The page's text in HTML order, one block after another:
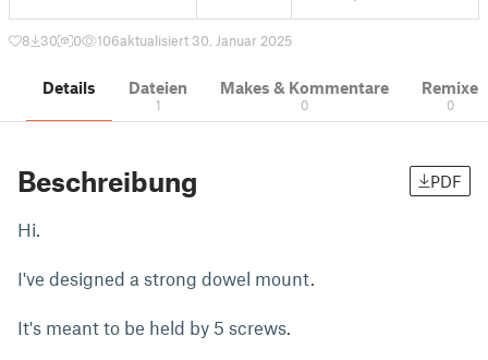
8 30 0 106aktualisiert 30. Januar 2025
Details Dateien
1
Makes & Kommentare
0
Remixe
0
Beschreibung PDF
Hi.
I've designed a strong dowel mount.
It's meant to be held by 5 screws.